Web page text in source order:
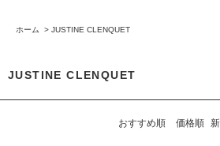
ホーム > JUSTINE CLENQUET
JUSTINE CLENQUET
おすすめ順 価格順